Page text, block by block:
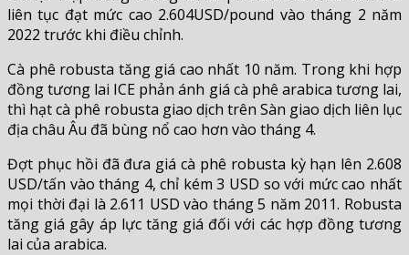
liên tục đạt mức cao 2.604USD/pound vào tháng 2 năm
2022 trước khi điều chỉnh.
Cà phê robusta tăng giá cao nhất 10 năm. Trong khi hợp
đồng tương lai ICE phản ánh giá cà phê arabica tương lai,
thì hạt cà phê robusta giao dịch trên Sàn giao dịch liên lục
địa châu Âu đã bùng nổ cao hơn vào tháng 4.
Đợt phục hồi đã đưa giá cà phê robusta kỳ hạn lên 2.608
USD/tấn vào tháng 4, chỉ kém 3 USD so với mức cao nhất
mọi thời đại là 2.611 USD vào tháng 5 năm 2011. Robusta
tăng giá gây áp lực tăng giá đối với các hợp đồng tương
lai của arabica.